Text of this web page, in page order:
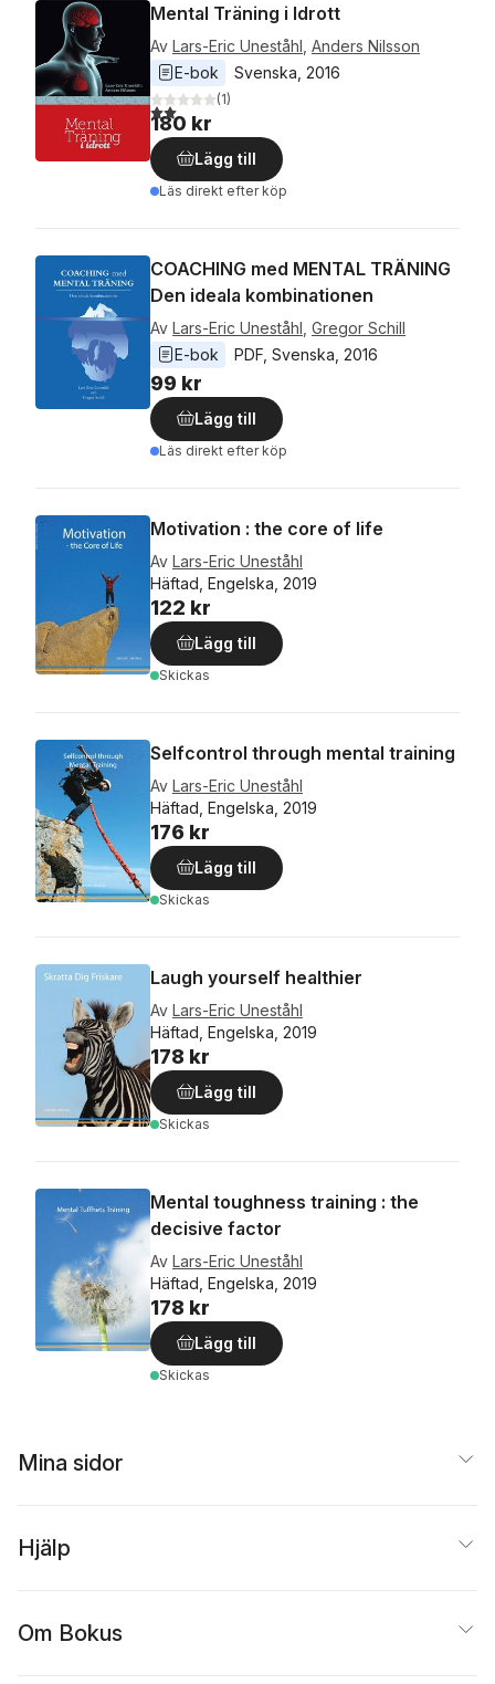
Mental Träning i Idrott
Av Lars-Eric Uneståhl Anders Nilsson
E-bok
Svenska 2016
2,0utav 5 stjärnor. Totalt antal röster:
(1)
180 kr
Lägg till
Läs direkt efter köp
COACHING med MENTAL TRÄNING
Den ideala kombinationen
Av Lars-Eric Uneståhl Gregor Schill
E-bok
PDF Svenska 2016
99 kr
Lägg till
Läs direkt efter köp
Motivation : the core of life
Av Lars-Eric Uneståhl
Häftad, Engelska, 2019
122 kr
Lägg till
Skickas
Selfcontrol through mental training
Av Lars-Eric Uneståhl
Häftad, Engelska, 2019
176 kr
Lägg till
Skickas
Laugh yourself healthier
Av Lars-Eric Uneståhl
Häftad, Engelska, 2019
178 kr
Lägg till
Skickas
Mental toughness training : the
decisive factor
Av Lars-Eric Uneståhl
Häftad, Engelska, 2019
178 kr
Lägg till
Skickas
Mina sidor
Hjälp
Om Bokus